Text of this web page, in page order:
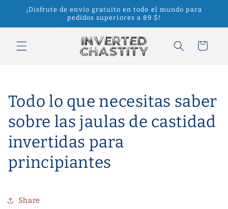
directamente
¡Disfrute de envío gratuito en todo el mundo para
pedidos superiores a 89 $!
Carrito
Todo lo que necesitas saber
sobre las jaulas de castidad
invertidas para
principiantes
Share